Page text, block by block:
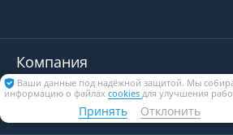
Компания
Для коттеджей
Ваши данные под надёжной защитой. Мы
информацию о файлах cookies для улучшения
Принять Отклонить